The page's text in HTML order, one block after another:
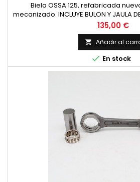
Biela OSSA 125, refabricada
mecanizado. INCLUYE BULON Y JAULA
Distancia entre centros: 100 mm
Diametro inferior: 26 mm. Bulon D.xL
superior: 14x18x17 Jaula
Precio
135,00 €
 Añadir al
 En stock